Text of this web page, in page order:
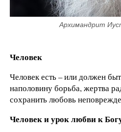
Архимандрит
Человек
Человек есть – или должен
наполовину борьба, жертва
сохранить любовь
Человек и урок любви к